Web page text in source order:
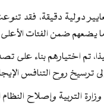
ضمن الفئات الأعلى
شهادة التفوق لـ60 تلميذا، تم
ترسيخ روح التنافس
التربية وإصلاح النظام